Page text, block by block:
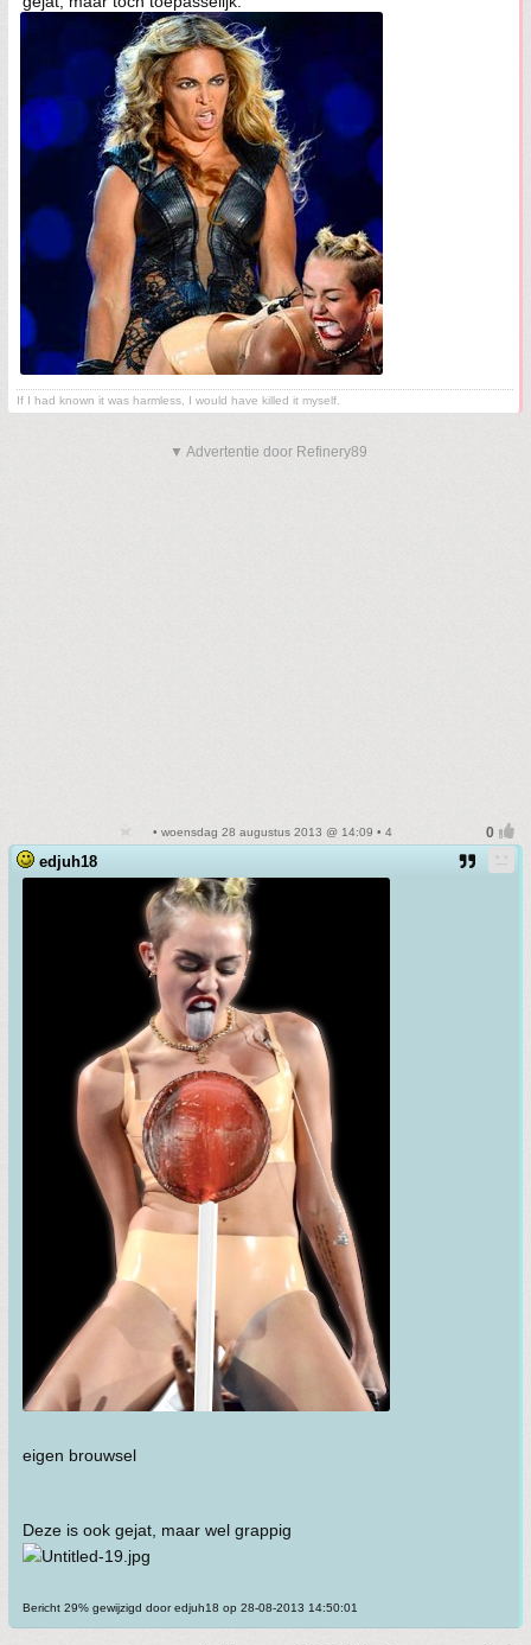
If I had known it was harmless, I would have killed it myself.
▼ Advertentie door Refinery89
• woensdag 28 augustus 2013 @ 14:09 • 4
edjuh18
eigen brouwsel
Deze is ook gejat, maar wel grappig
Bericht 29% gewijzigd door edjuh18 op 28-08-2013 14:50:01